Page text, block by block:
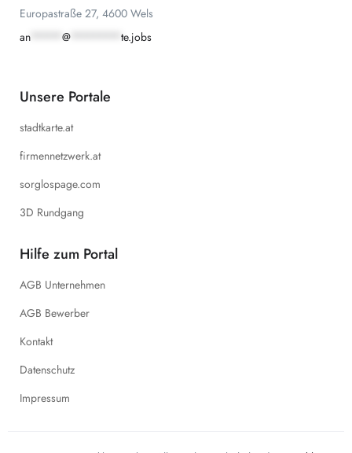
Europastraße 27, 4600 Wels
an
@ te.jobs
Unsere Portale
stadtkarte.at
firmennetzwerk.at
sorglospage.com
3D Rundgang
Hilfe zum Portal
AGB Unternehmen
AGB Bewerber
Kontakt
Datenschutz
Impressum